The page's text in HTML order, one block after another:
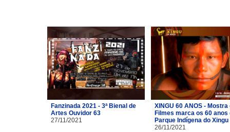
Fanzinada 2021 - 3ª Bienal de
Artes Ouvidor 63
27/11/2021
XINGU 60 ANOS - Mostra
Filmes marca os 60 anos
Parque Indígena do Xingu
26/11/2021